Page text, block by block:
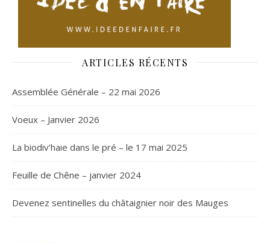
ARTICLES RÉCENTS
Assemblée Générale – 22 mai 2026
Voeux – Janvier 2026
La biodiv’haie dans le pré – le 17 mai 2025
Feuille de Chêne – janvier 2024
Devenez sentinelles du châtaignier noir des Mauges